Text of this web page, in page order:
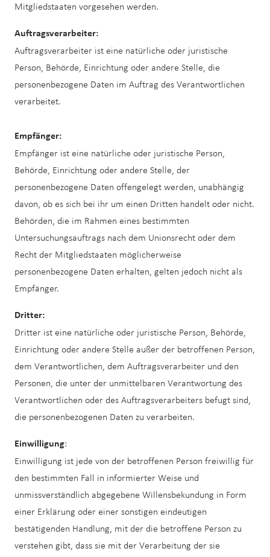
Mitgliedstaaten vorgesehen werden.
Auftragsverarbeiter:
Auftragsverarbeiter ist eine natürliche oder juristische
Person, Behörde, Einrichtung oder andere Stelle, die
personenbezogene Daten im Auftrag des Verantwortlichen
verarbeitet.
Empfänger:
Empfänger ist eine natürliche oder juristische Person,
Behörde, Einrichtung oder andere Stelle, der
personenbezogene Daten offengelegt werden, unabhängig
davon, ob es sich bei ihr um einen Dritten handelt oder nicht.
Behörden, die im Rahmen eines bestimmten
Untersuchungsauftrags nach dem Unionsrecht oder dem
Recht der Mitgliedstaaten möglicherweise
personenbezogene Daten erhalten, gelten jedoch nicht als
Empfänger.
Dritter:
Dritter ist eine natürliche oder juristische Person, Behörde,
Einrichtung oder andere Stelle außer der betroffenen Person,
dem Verantwortlichen, dem Auftragsverarbeiter und den
Personen, die unter der unmittelbaren Verantwortung des
Verantwortlichen oder des Auftragsverarbeiters befugt sind,
die personenbezogenen Daten zu verarbeiten.
Einwilligung:
Einwilligung ist jede von der betroffenen Person freiwillig für
den bestimmten Fall in informierter Weise und
unmissverständlich abgegebene Willensbekundung in Form
einer Erklärung oder einer sonstigen eindeutigen
bestätigenden Handlung, mit der die betroffene Person zu
verstehen gibt, dass sie mit der Verarbeitung der sie